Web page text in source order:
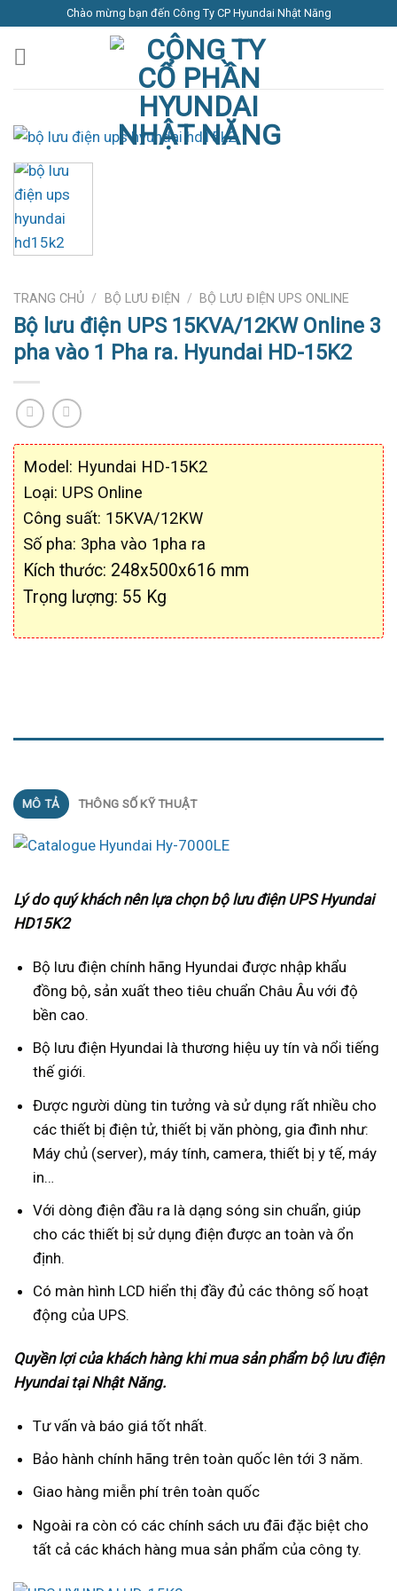
Chào mừng bạn đến Công Ty CP Hyundai Nhật Năng
TRANG CHỦ / BỘ LƯU ĐIỆN / BỘ LƯU ĐIỆN UPS ONLINE
Bộ lưu điện UPS 15KVA/12KW Online 3
pha vào 1 Pha ra. Hyundai HD-15K2
Model: Hyundai HD-15K2
Loại: UPS Online
Công suất: 15KVA/12KW
Số pha: 3pha vào 1pha ra
Kích thước: 248x500x616 mm
Trọng lượng: 55 Kg
MÔ TẢ THÔNG SỐ KỸ THUẬT
Lý do quý khách nên lựa chọn bộ lưu điện UPS Hyundai
HD15K2
Bộ lưu điện chính hãng Hyundai được nhập khẩu
đồng bộ, sản xuất theo tiêu chuẩn Châu Âu với độ
bền cao.
Bộ lưu điện Hyundai là thương hiệu uy tín và nổi tiếng
thế giới.
Được người dùng tin tưởng và sử dụng rất nhiều cho
các thiết bị điện tử, thiết bị văn phòng, gia đình như:
Máy chủ (server), máy tính, camera, thiết bị y tế, máy
in…
Với dòng điện đầu ra là dạng sóng sin chuẩn, giúp
cho các thiết bị sử dụng điện được an toàn và ổn
định.
Có màn hình LCD hiển thị đầy đủ các thông số hoạt
động của UPS.
Quyền lợi của khách hàng khi mua sản phẩm bộ lưu điện
Hyundai tại Nhật Năng.
Tư vấn và báo giá tốt nhất.
Bảo hành chính hãng trên toàn quốc lên tới 3 năm.
Giao hàng miễn phí trên toàn quốc
Ngoài ra còn có các chính sách ưu đãi đặc biệt cho
tất cả các khách hàng mua sản phẩm của công ty.